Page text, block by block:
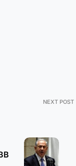
NEXT POST